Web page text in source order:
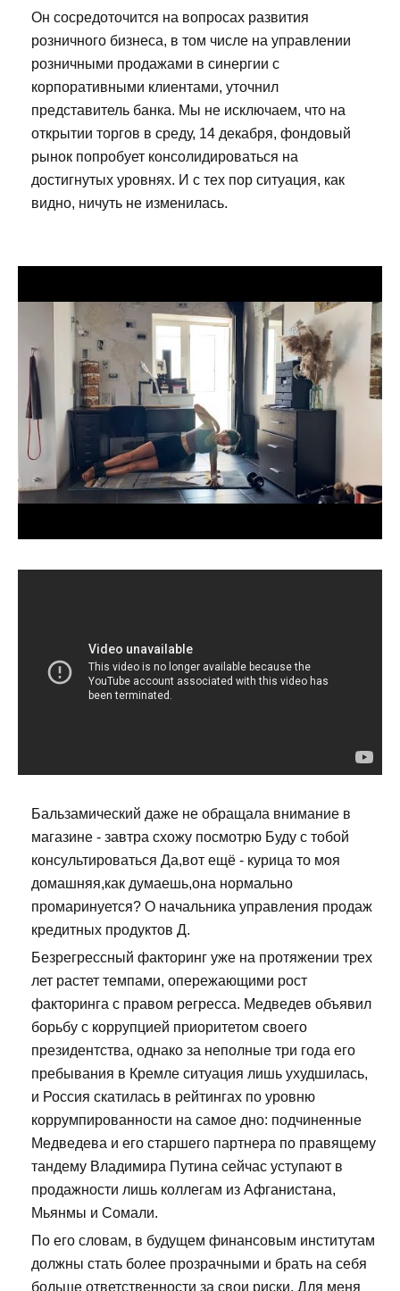
Он сосредоточится на вопросах развития
розничного бизнеса, в том числе на управлении
розничными продажами в синергии с
корпоративными клиентами, уточнил
представитель банка. Мы не исключаем, что на
открытии торгов в среду, 14 декабря, фондовый
рынок попробует консолидироваться на
достигнутых уровнях. И с тех пор ситуация, как
видно, ничуть не изменилась.
Бальзамический даже не обращала внимание в
магазине - завтра схожу посмотрю Буду с тобой
консультироваться Да,вот ещё - курица то моя
домашняя,как думаешь,она нормально
промаринуется? О начальника управления продаж
кредитных продуктов Д.
Безрегрессный факторинг уже на протяжении трех
лет растет темпами, опережающими рост
факторинга с правом регресса. Медведев объявил
борьбу с коррупцией приоритетом своего
президентства, однако за неполные три года его
пребывания в Кремле ситуация лишь ухудшилась,
и Россия скатилась в рейтингах по уровню
коррумпированности на самое дно: подчиненные
Медведева и его старшего партнера по правящему
тандему Владимира Путина сейчас уступают в
продажности лишь коллегам из Афганистана,
Мьянмы и Сомали.
По его словам, в будущем финансовым институтам
должны стать более прозрачными и брать на себя
больше ответственности за свои риски. Для меня